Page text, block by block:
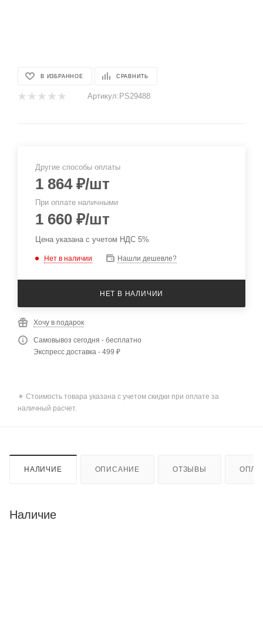
В ИЗБРАННОЕ СРАВНИТЬ
Артикул: PS29488
Другие способы оплаты
1 864₽/шт
При оплате наличными
1 660 ₽/шт
Цена указана с учетом НДС 5%
Нет в наличии Нашли дешевле?
НЕТ В НАЛИЧИИ
Хочу в подарок
Самовывоз сегодня - бесплатно
Экспресс доставка - 499 ₽
✴️ Стоимость товара указана с учетом скидки при оплате за
наличный расчет.
НАЛИЧИЕ ОПИСАНИЕ ОТЗЫВЫ
Наличие